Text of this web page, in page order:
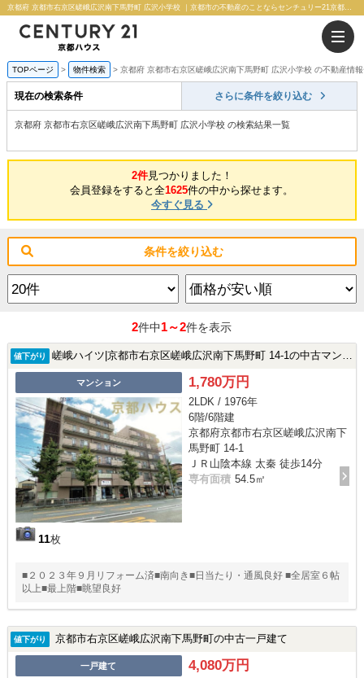
京都府 京都市右京区嵯峨広沢南下馬野町 広沢小学校 ｜京都市の不動産のことならセンチュリー21京都ハウス
TOPページ 物件検索 京都府 京都市右京区嵯峨広沢南下馬野町 広沢小学校 の不動産情
現在の検索条件 さらに条件を絞り込む
京都府 京都市右京区嵯峨広沢南下馬野町 広沢小学校 の検索結果一覧
2件見つかりました！
会員登録をすると全1625件の中から探せます。
今すぐ見る
条件を絞り込む
2件中1～2件を表示
値下がり 嵯峨ハイツ|京都市右京区嵯峨広沢南下馬野町 14-1の中古マンション
マンション
11枚
1,780万円
2LDK / 1976年
6階/6階建
京都府京都市右京区嵯峨広沢南下
馬野町 14-1
ＪＲ山陰本線 太秦 徒歩14分
専有面積 54.5㎡
■２０２３年９月リフォーム済■南向き■日当たり・通風良好 ■全居室６帖
以上■最上階■眺望良好
値下がり 京都市右京区嵯峨広沢南下馬野町の中古一戸建て
一戸建て 4,080万円